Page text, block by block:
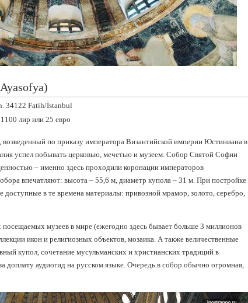
34122 Fatih/İstanbul
1100 лир или 25 евро
по приказу императора Византийской империи Юстиниана в
успел побывать церковью, мечетью и музеем. Собор Святой Софии
– именно здесь проходили коронации императоров
впечатляют: высота – 55,6 м, диаметр купола – 31 м. При постройке
в те времена материалы: привозной мрамор, золото, серебро,
музеев в мире (ежегодно здесь бывает больше 3 миллионов
икон и религиозных объектов, мозаика. А также величественные
купол, сочетание мусульманских и христианских традиций в
доплату аудиогид на русском языке. Очередь в собор обычно огромная,